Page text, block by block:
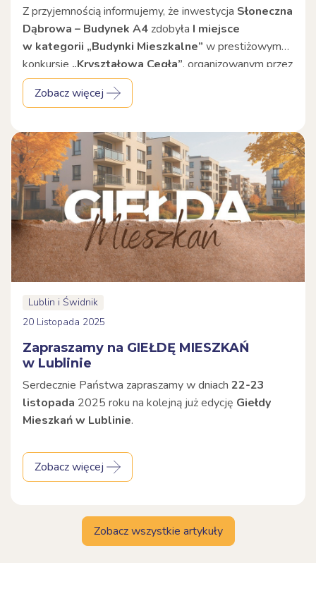
Z przyjemnością informujemy, że inwestycja Słoneczna
Dąbrowa – Budynek A4 zdobyła I miejsce
w kategorii „Budynki Mieszkalne” w prestiżowym
konkursie „Kryształowa Cegła”, organizowanym przez
Polskie Towarzystwo Mieszkaniowe w Lublinie
Zobacz więcej
Lublin i Świdnik
20 Listopada 2025
Zapraszamy na GIEŁDĘ MIESZKAŃ
w Lublinie
Serdecznie Państwa zapraszamy w dniach 22-23
listopada 2025 roku na kolejną już edycję Giełdy
Mieszkań w Lublinie.
Zobacz więcej
Zobacz wszystkie artykuły